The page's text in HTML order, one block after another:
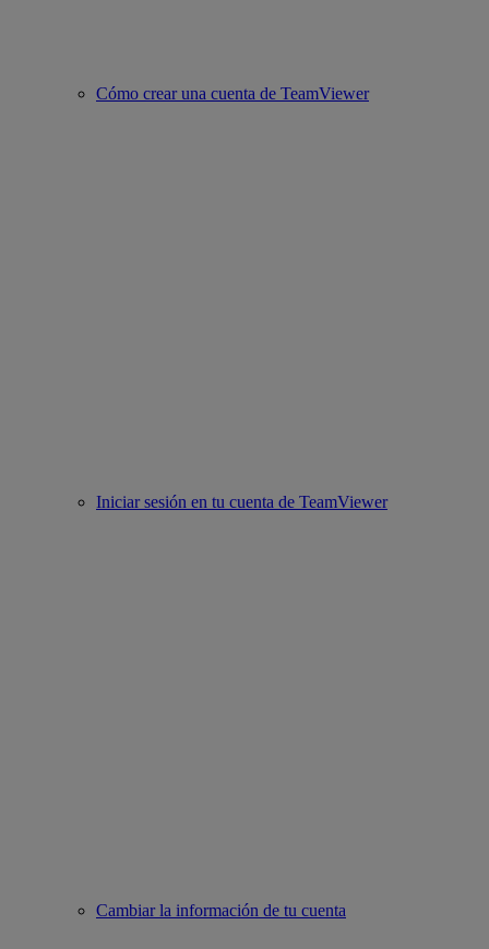
Cómo crear una cuenta de TeamViewer
Iniciar sesión en tu cuenta de TeamViewer
Cambiar la información de tu cuenta